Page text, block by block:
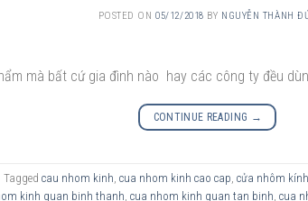
POSTED ON05/12/2018 BY NGUYỄN THÀNH
mà bất cứ gia đình nào hay các công ty đều
CONTINUE READING →
Tagged cau nhom kinh, cua nhom kinh cao cap, cửa nhôm
kinh quan binh thanh, cua nhom kinh quan tan binh, cua